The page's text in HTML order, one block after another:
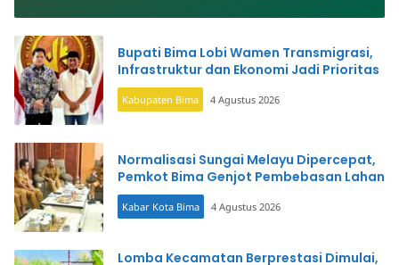
Warung Bakso
Bupati Bima Lobi Wamen Transmigrasi,
Infrastruktur dan Ekonomi Jadi Prioritas
Kabupaten Bima 4 Agustus 2026
Normalisasi Sungai Melayu Dipercepat,
Pemkot Bima Genjot Pembebasan Lahan
Kabar Kota Bima 4 Agustus 2026
Lomba Kecamatan Berprestasi Dimulai,